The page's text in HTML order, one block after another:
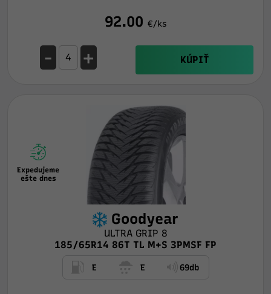
92.00 €/ks
- + KÚPIŤ
Expedujeme
ešte dnes
Goodyear
ULTRA GRIP 8
185/65R14 86T TL M+S 3PMSF FP
E E 69db